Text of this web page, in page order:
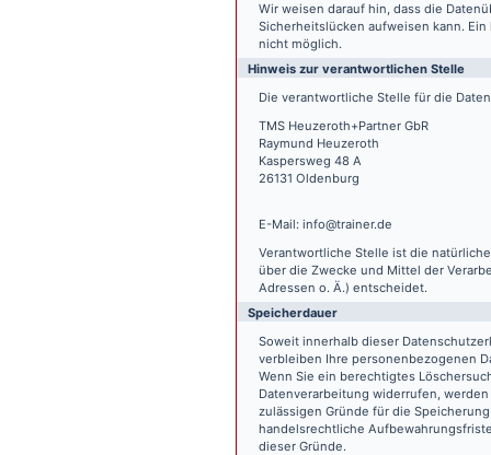
Wir weisen darauf hin, dass die
Sicherheitslücken aufweisen kann.
nicht möglich.
Hinweis zur verantwortlichen Stelle
Die verantwortliche Stelle für die
TMS Heuzeroth+Partner GbR
Raymund Heuzeroth
Kaspersweg 48 A
26131 Oldenburg
E-Mail: info@trainer.de
Verantwortliche Stelle ist die
über die Zwecke und Mittel der
Adressen o. Ä.) entscheidet.
Speicherdauer
Soweit innerhalb dieser
verbleiben Ihre personenbezogenen
Wenn Sie ein berechtigtes
Datenverarbeitung widerrufen,
zulässigen Gründe für die
handelsrechtliche
dieser Gründe.